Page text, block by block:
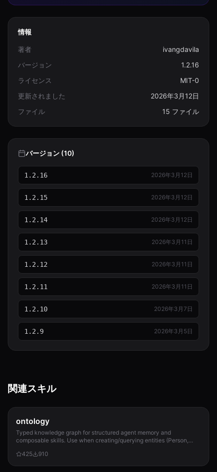
情報
著者
ivangdavila
バージョン
1.2.16
ライセンス
MIT-0
更新されました
2026年3月12日
ファイル
15 ファイル
バージョン (10)
1.2.16 2026年3月12日
1.2.15 2026年3月12日
1.2.14 2026年3月12日
1.2.13 2026年3月11日
1.2.12 2026年3月11日
1.2.11 2026年3月11日
1.2.10 2026年3月7日
1.2.9 2026年3月5日
関連スキル
ontology
Typed knowledge graph for structured agent memory and
composable skills. Use when creating/querying entities (Person,
425
910